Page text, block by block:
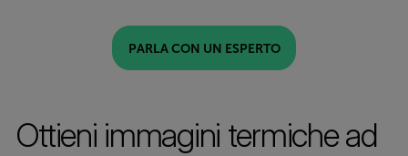
PARLA CON UN ESPERTO
Ottieni immagini termiche ad